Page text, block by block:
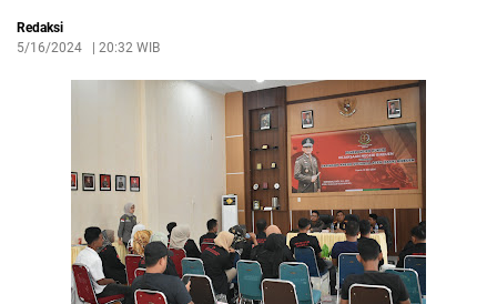
Redaksi
5/16/2024
20:32 WIB